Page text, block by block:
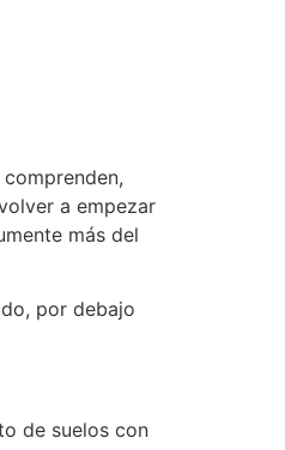
a empezar
más del
por debajo
de suelos con